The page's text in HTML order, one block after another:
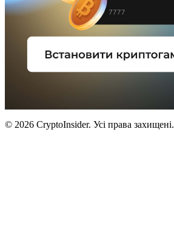
© 2026 CryptoInsider. Усі права захищені.